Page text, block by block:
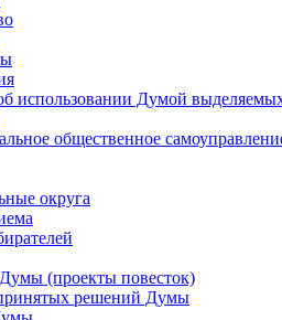
использовании Думой
общественное
округа
(проекты повесток)
решений Думы